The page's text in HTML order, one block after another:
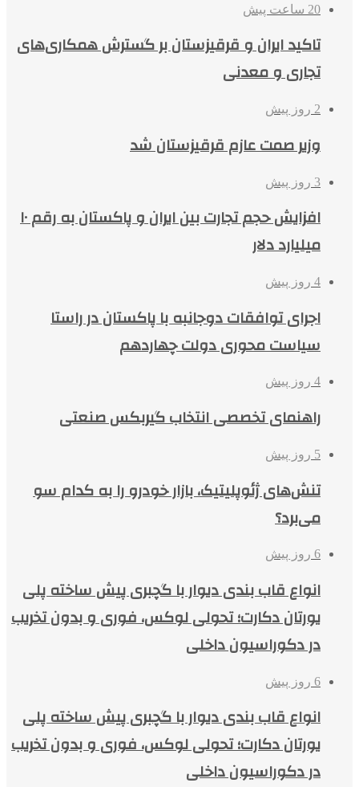
20 ساعت پیش
تاکید ایران و قرقیزستان بر گسترش همکاری‌های
تجاری و معدنی
2 روز پیش
وزیر صمت عازم قرقیزستان شد
3 روز پیش
افزایش حجم تجارت بین ایران و پاکستان به رقم ۱۰
میلیارد دلار
4 روز پیش
اجرای توافقات دوجانبه با پاکستان در راستا
سیاست محوری دولت چهاردهم
4 روز پیش
راهنمای تخصصی انتخاب گیربکس صنعتی
5 روز پیش
تنش‌های ژئوپلیتیک، بازار خودرو را به کدام سو
می‌برد؟
6 روز پیش
انواع قاب بندی دیوار با گچبری پیش ساخته پلی
یورتان دکارت؛ تحولی لوکس، فوری و بدون تخریب
در دکوراسیون داخلی
6 روز پیش
انواع قاب بندی دیوار با گچبری پیش ساخته پلی
یورتان دکارت؛ تحولی لوکس، فوری و بدون تخریب
در دکوراسیون داخلی